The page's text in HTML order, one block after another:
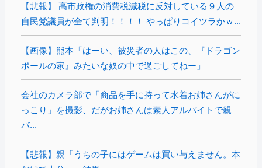
【悲報】 高市政権の消費税減税に反対している９人の
自民党議員が全て判明！！！！ やっぱりコイツラかｗ...
【画像】熊本「はーい、被災者の人はこの、『ドラゴン
ボールの家』みたいな奴の中で過ごしてねー」
会社のカメラ部で「商品を手に持って水着お姉さんがに
っこり」を撮影、だがお姉さんは素人アルバイトで親
バ...
【悲報】親「うちの子にはゲームは買い与えません。本